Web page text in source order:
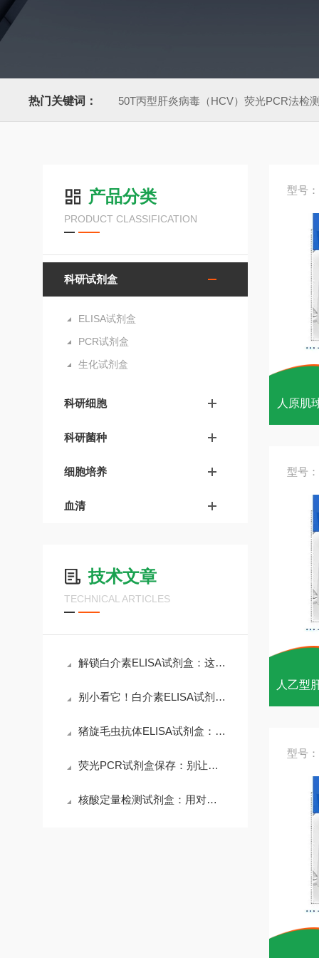
热门关键词： 50T丙型肝炎病毒（HCV）荧光PCR法检
产品分类
PRODUCT CLASSIFICATION
科研试剂盒
ELISA试剂盒
PCR试剂盒
生化试剂盒
科研细胞
科研菌种
细胞培养
血清
技术文章
TECHNICAL ARTICLES
解锁白介素ELISA试剂盒：这份清晰操作指南，让实验效率直接翻倍
别小看它！白介素ELISA试剂盒，正悄悄撑起免疫实验的核心舞台
猪旋毛虫抗体ELISA试剂盒：操作步骤全拆解，检测轻松不踩坑
荧光PCR试剂盒保存：别让细节毁了检测精度！关键方法一文说透
核酸定量检测试剂盒：用对才精准！这些关键细节别错过
型号：
人原肌
型号：
型号：